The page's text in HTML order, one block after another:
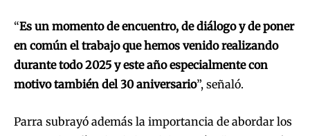
“Es un momento de encuentro, de diálogo y de poner
en común el trabajo que hemos venido realizando
durante todo 2025 y este año especialmente con
motivo también del 30 aniversario”, señaló.
Parra subrayó además la importancia de abordar los